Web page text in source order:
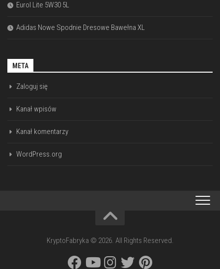
Eurol Lite 5W30 5L
Adidas Nowe Spodnie Dresowe Bawełna XL
META
Zaloguj się
Kanał wpisów
Kanał komentarzy
WordPress.org
KryptoFabryka © 2026. All Rights Reserved.